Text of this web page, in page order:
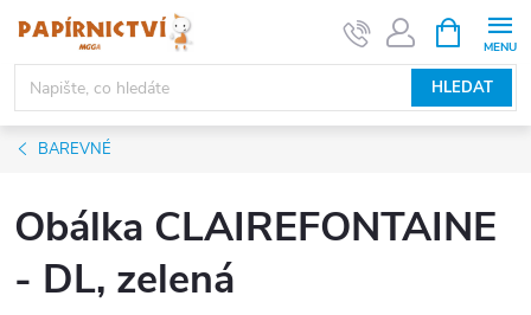
obsah
HLEDAT
NÁKUPNÍ
KOŠÍK
BAREVNÉ
Obálka CLAIREFONTAINE
- DL, zelená